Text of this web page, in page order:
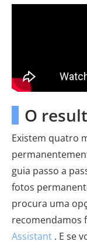
O
Existem quatro
guia passo a
fotos
procura uma
recomendamos
Assistant . E se